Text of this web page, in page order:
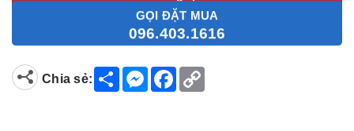
GỌI ĐẶT MUA
096.403.1616
Chia sẻ:
S
h
M
e
F
a